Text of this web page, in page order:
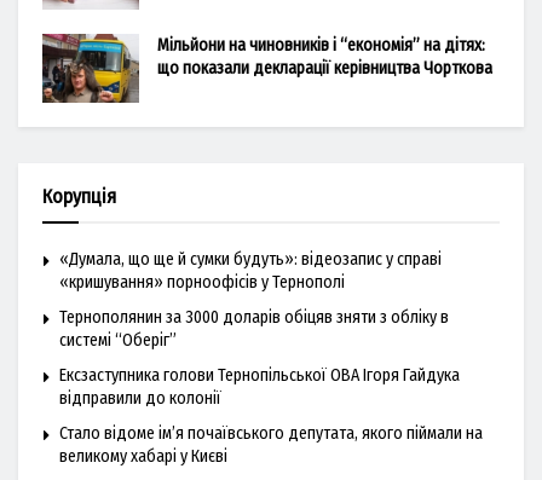
Мільйони на чиновників і “економія” на дітях:
що показали декларації керівництва Чорткова
Корупція
«Думала, що ще й сумки будуть»: відеозапис у справі
«кришування» порноофісів у Тернополі
Тернополянин за 3000 доларів обіцяв зняти з обліку в
системі “Оберіг”
Ексзаступника голови Тернопільської ОВА Ігоря Гайдука
відправили до колонії
Стало відоме ім’я почаївського депутата, якого піймали на
великому хабарі у Києві